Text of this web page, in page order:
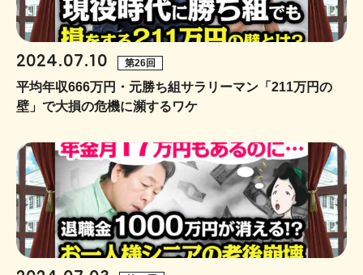
2024.07.10 第26回
平均年収666万円・元勝ち組サラリーマン「211万円の
壁」で大損の危機に瀕するワケ